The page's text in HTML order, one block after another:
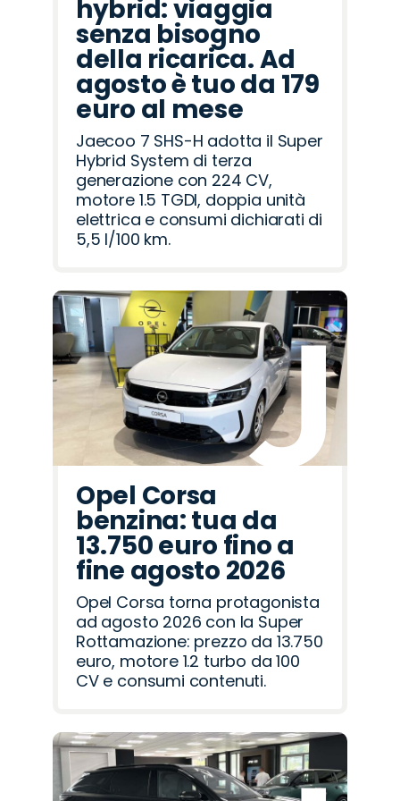
hybrid: viaggia
senza bisogno
della ricarica. Ad
agosto è tuo da 179
euro al mese
Jaecoo 7 SHS-H adotta il Super
Hybrid System di terza
generazione con 224 CV,
motore 1.5 TGDI, doppia unità
elettrica e consumi dichiarati di
5,5 l/100 km.
Opel Corsa
benzina: tua da
13.750 euro fino a
fine agosto 2026
Opel Corsa torna protagonista
ad agosto 2026 con la Super
Rottamazione: prezzo da 13.750
euro, motore 1.2 turbo da 100
CV e consumi contenuti.